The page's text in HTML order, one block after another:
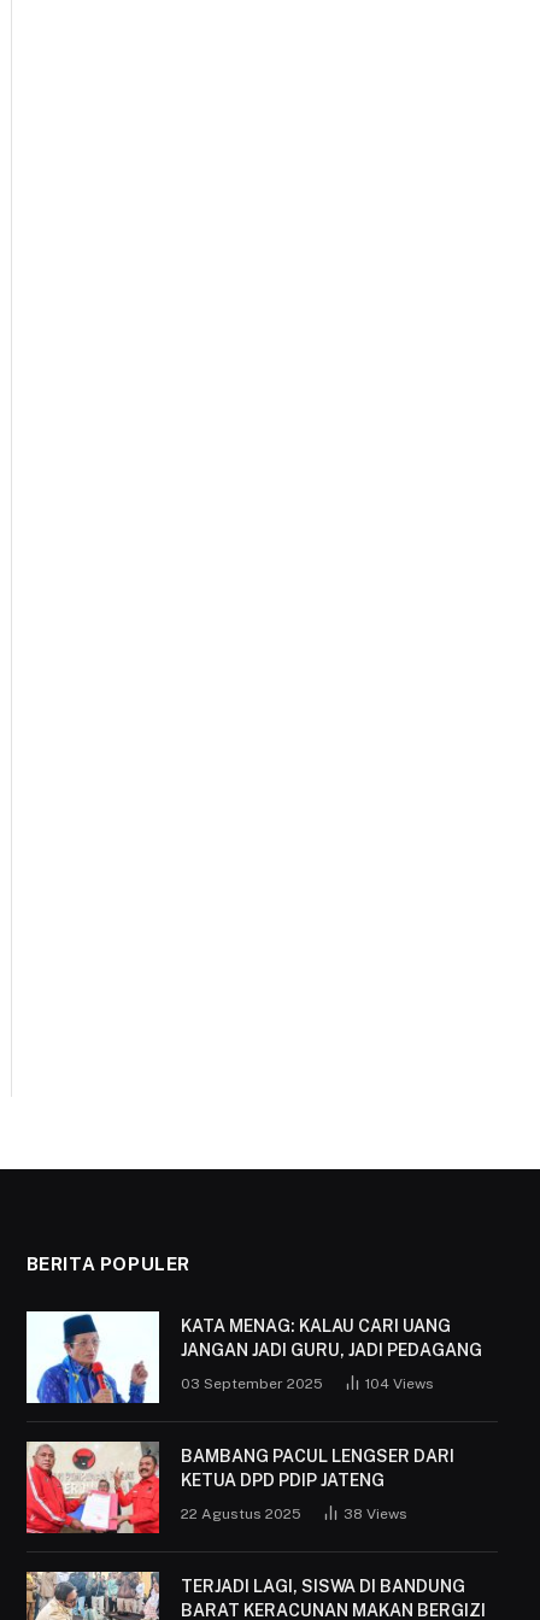
BERITA POPULER
KATA MENAG: KALAU CARI UANG
JANGAN JADI GURU, JADI PEDAGANG
03 September 2025 104 Views
BAMBANG PACUL LENGSER DARI
KETUA DPD PDIP JATENG
22 Agustus 2025 38 Views
TERJADI LAGI, SISWA DI BANDUNG
BARAT KERACUNAN MAKAN BERGIZI